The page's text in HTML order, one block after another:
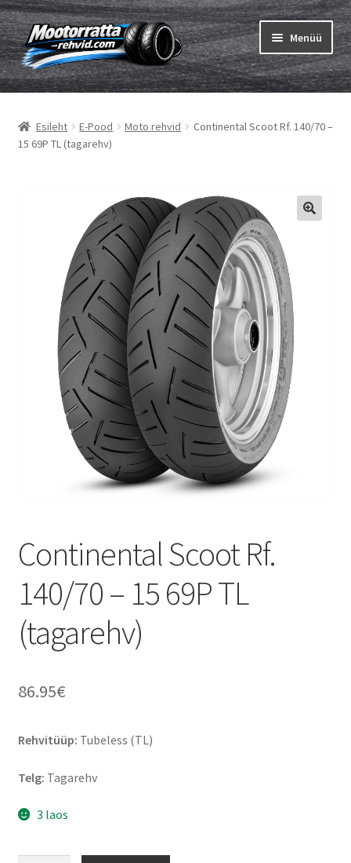
Liigu
navigeerimisele
Liigu
sisu
juurde
Menüü
Rehvid
Ava
Sisekumm
Ava
Ava
Kontakt
Esileht E-Pood Moto rehvid
Continental Scoot Rf. 140/70 –
15 69P TL (tagarehv)
Continental Scoot Rf.
140/70 – 15 69P TL
(tagarehv)
86.95€
Rehvitüüp: Tubeless (TL)
Telg: Tagarehv
3 laos